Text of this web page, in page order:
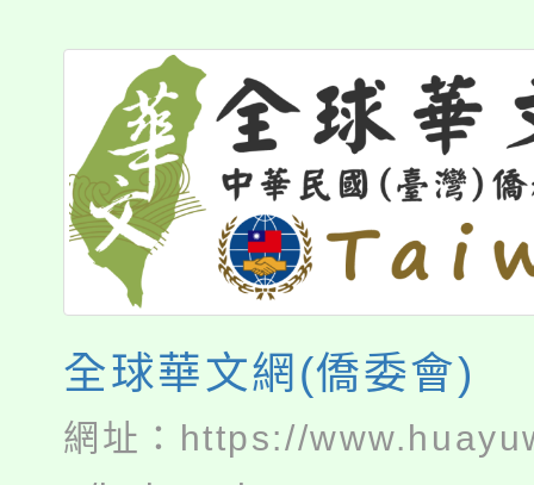
全球華文網(僑委會)
網址：
https://